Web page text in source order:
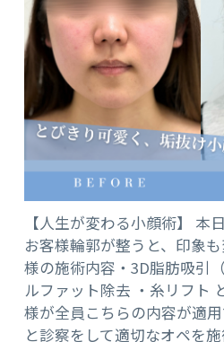
【人生が変わる小顔術】 本
お客様輪郭が整うと、印象
様の施術内容・3D脂肪吸引
ルファット除去 ・糸リフト
様が全員こちらの内容が適
と診察をして適切なオペを